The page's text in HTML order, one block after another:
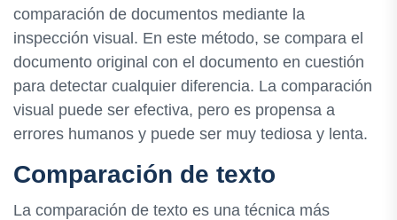
comparación de documentos mediante la
inspección visual. En este método, se compara el
documento original con el documento en cuestión
para detectar cualquier diferencia. La comparación
visual puede ser efectiva, pero es propensa a
errores humanos y puede ser muy tediosa y lenta.
Comparación de texto
La comparación de texto es una técnica más